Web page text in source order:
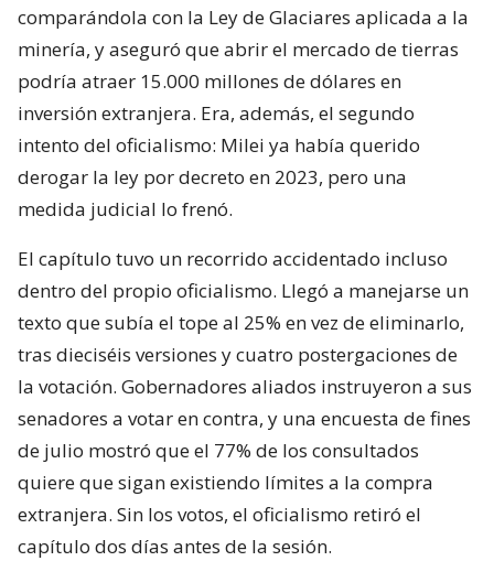
comparándola con la Ley de Glaciares aplicada a la
minería, y aseguró que abrir el mercado de tierras
podría atraer 15.000 millones de dólares en
inversión extranjera. Era, además, el segundo
intento del oficialismo: Milei ya había querido
derogar la ley por decreto en 2023, pero una
medida judicial lo frenó.
El capítulo tuvo un recorrido accidentado incluso
dentro del propio oficialismo. Llegó a manejarse un
texto que subía el tope al 25% en vez de eliminarlo,
tras dieciséis versiones y cuatro postergaciones de
la votación. Gobernadores aliados instruyeron a sus
senadores a votar en contra, y una encuesta de fines
de julio mostró que el 77% de los consultados
quiere que sigan existiendo límites a la compra
extranjera. Sin los votos, el oficialismo retiró el
capítulo dos días antes de la sesión.